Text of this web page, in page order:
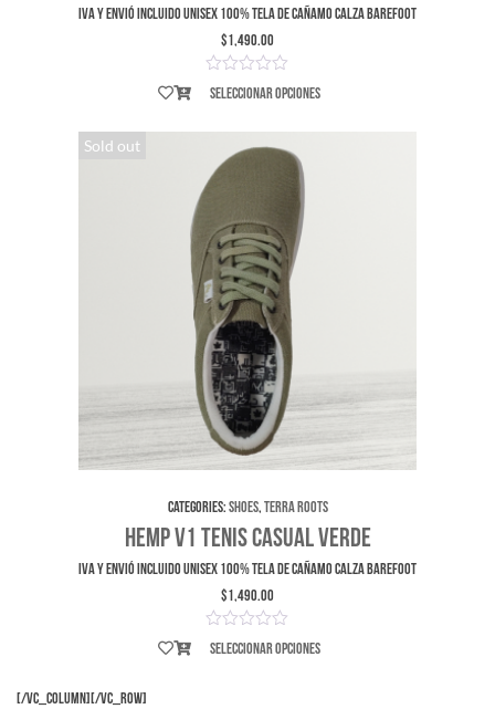
IVA y envió incluido UNISEX 100% Tela de Cañamo Calza Barefoot
$1,490.00
Seleccionar opciones
Sold out
Categories:Shoes,Terra Roots
Hemp V1 Tenis Casual Verde
IVA y envió incluido UNISEX 100% Tela de Cañamo Calza Barefoot
$1,490.00
Seleccionar opciones
[/vc_column][/vc_row]